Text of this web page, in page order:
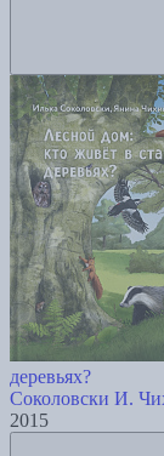
деревьях?
Соколовски И.
2015